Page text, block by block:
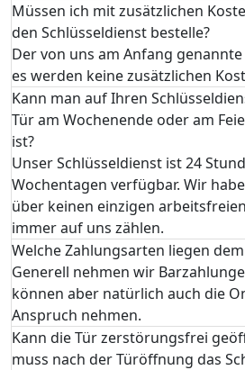
Müssen ich mit zusätzlichen
den Schlüsseldienst bestelle?
Der von uns am Anfang
es werden keine zusätzlichen
Kann man auf Ihren
Tür am Wochenende oder am
ist?
Unser Schlüsseldienst ist 24
Wochentagen verfügbar. Wir
über keinen einzigen
immer auf uns zählen.
Welche Zahlungsarten liegen
Generell nehmen wir
können aber natürlich auch die
Anspruch nehmen.
Kann die Tür zerstörungsfrei
muss nach der Türöffnung das